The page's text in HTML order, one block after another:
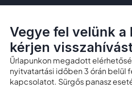
Vegye fel velünk a
kérjen
Űrlapunkon megadott
nyitvatartási időben 3 órán belül
kapcsolatot. Sürgős panasz